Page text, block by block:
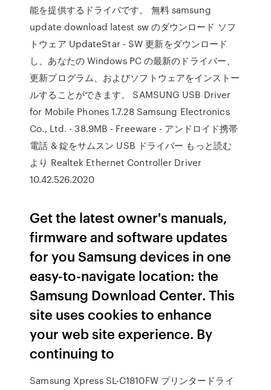
能を提供するドライバです。 無料 samsung
update download latest sw のダウンロード ソフ
トウェア UpdateStar - SW 更新をダウンロード
し、あなたの Windows PC の最新のドライバー、
更新プログラム、およびソフトウェアをインストー
ルすることができます。 SAMSUNG USB Driver
for Mobile Phones 1.7.28 Samsung Electronics
Co., Ltd. - 38.9MB - Freeware - アンドロイド携帯
電話 & 錠をサムスン USB ドライバー もっと読む
より Realtek Ethernet Controller Driver
10.42.526.2020
Get the latest owner's manuals,
firmware and software updates
for you Samsung devices in one
easy-to-navigate location: the
Samsung Download Center. This
site uses cookies to enhance
your web site experience. By
continuing to
Samsung Xpress SL-C1810FW プリンタードライ